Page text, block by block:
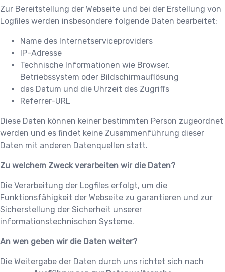
Zur Bereitstellung der Webseite und bei der Erstellung von
Logfiles werden insbesondere folgende Daten bearbeitet:
Name des Internetserviceproviders
IP-Adresse
Technische Informationen wie Browser,
Betriebssystem oder Bildschirmauflösung
das Datum und die Uhrzeit des Zugriffs
Referrer-URL
Diese Daten können keiner bestimmten Person zugeordnet
werden und es findet keine Zusammenführung dieser
Daten mit anderen Datenquellen statt.
Zu welchem Zweck verarbeiten wir die Daten?
Die Verarbeitung der Logfiles erfolgt, um die
Funktionsfähigkeit der Webseite zu garantieren und zur
Sicherstellung der Sicherheit unserer
informationstechnischen Systeme.
An wen geben wir die Daten weiter?
Die Weitergabe der Daten durch uns richtet sich nach